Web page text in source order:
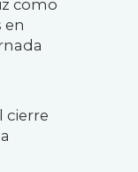
como
en
cierre